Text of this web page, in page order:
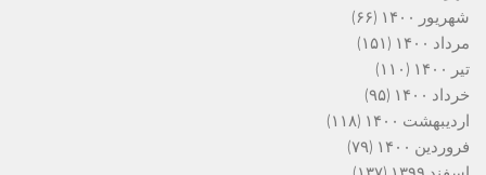
شهریور ۱۴۰۰
(۶۶)
مرداد ۱۴۰۰
(۱۵۱)
تیر ۱۴۰۰
(۱۱۰)
خرداد ۱۴۰۰
(۹۵)
اردیبهشت ۱۴۰۰
(۱۱۸)
فروردین ۱۴۰۰
(۷۹)